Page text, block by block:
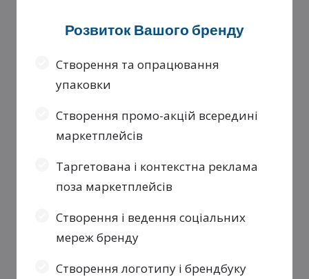
Розвиток Вашого бренду
Створення та опрацювання
упаковки
Створення промо-акцій всередині
маркетплейсів
Таргетована і контекстна реклама
поза маркетплейсів
Створення і ведення соціальних
мереж бренду
Створення логотипу і брендбуку